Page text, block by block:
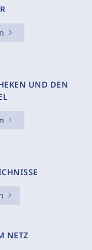
UND DEN
NETZ